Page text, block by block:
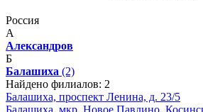
Россия
А
Александров
Б
Балашиха (2)
Найдено филиалов: 2
Балашиха, проспект Ленина, д. 23/5